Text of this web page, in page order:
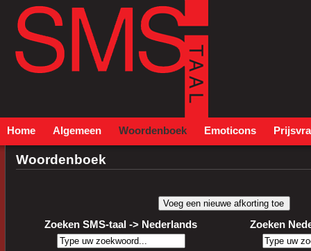
Home Algemeen Woordenboek Emoticons
Woordenboek
Zoeken SMS-taal -> Nederlands Zoeken